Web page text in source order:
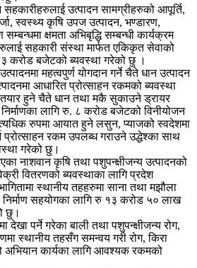
उत्पादन सामग्रीहरुको आपूर्ति,
स्वस्थ्य कृषि उपज उत्पादन, भण्डारण,
क्षमता अभिबृद्धि सम्बन्धी कार्यक्रम
सहकारी संस्था मार्फत एकिकृत सेवाको
करोड बजेटको ब्यवस्था गरेको छु ।
महत्वपुर्ण योगदान गर्ने चैते धान उत्पादन
आधारित प्रोत्साहन रकमको ब्यवस्था
तयार हुने चैते धान तथा मकै सुकाउने ड्रायर
लागि रु. ८ करोड बजेटको विनीयोजन
रुपमा आयात हुने लसुन, प्याजको स्वदेशमा
प्रोत्साहन रकम उपलब्ध गराउने उद्धेश्का साथ
गरेको छु।
नाशवान कृषि तथा पशुपन्क्षीजन्य उत्पादनको
वितरणको ब्यवस्थाका लागि प्रदेश
स्थानीय तहहरुमा साना तथा मझौला
निर्माण सहयोगका लागि रु १३ करोड ५० लाख
छु।
देखा पर्ने गरेका बाली तथा पशुपन्क्षीजन्य रोग,
स्थानीय तहसँग समन्वय गरी रोग, किरा
अभियान कार्यका लागि आवश्यक रकमको